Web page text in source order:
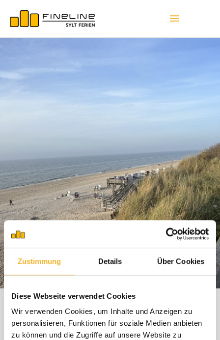
Zustimmung Details Über Cookies
Diese Webseite verwendet Cookies
Wir verwenden Cookies, um Inhalte und Anzeigen zu
personalisieren, Funktionen für soziale Medien anbieten
zu können und die Zugriffe auf unsere Website zu
Alle Unterkünfte